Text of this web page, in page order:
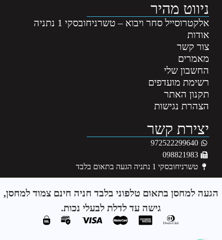
ניווט מהיר
אלקטרוסייל סחר ויבוא – טשרניחובסקי 1 נתניה
אודות
צור קשר
מאמרים
החשבון שלי
רשימת מועדפים
תקנון האתר
הצהרת נגישות
יצירת קשר
972522299640
098821983
טשרניחובסקי 1 נתניה הגעה בתאום בלבד
הגעה למחסן בתאום טלפוני בלבד חניה חינם צמוד למחסן,
גישה עד לדלת לבעלי נכות.